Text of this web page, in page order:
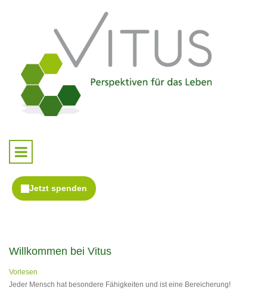
Willkommen bei Vitus
Vorlesen
Jeder Mensch hat besondere Fähigkeiten und ist eine Bereicherung!